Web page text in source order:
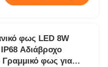
φως LED 8W
Αδιάβροχο
Γραμμικό φως για